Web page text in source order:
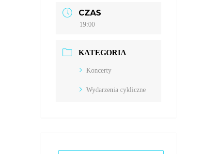
CZAS
19:00
KATEGORIA
Koncerty
Wydarzenia cykliczne